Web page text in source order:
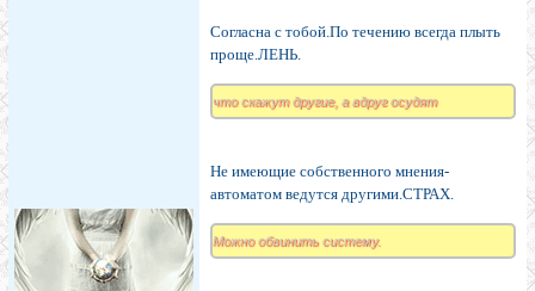
Согласна с тобой.По течению всегда плыть
проще.ЛЕНЬ.
что скажут другие, а вдруг осудят
Не имеющие собственного мнения-
автоматом ведутся другими.СТРАХ.
Можно обвинить систему.